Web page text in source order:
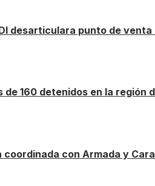
desarticulara punto de venta
160 detenidos en la región
con Armada y